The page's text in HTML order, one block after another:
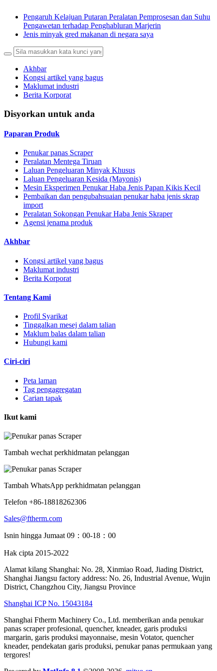
Pengaruh Kelajuan Putaran Peralatan Pemprosesan dan Suhu
Pengawetan terhadap Penghabluran Marjerin
Jenis minyak gred makanan di negara saya
Akhbar
Kongsi artikel yang bagus
Maklumat industri
Berita Korporat
Disyorkan untuk anda
Paparan Produk
Penukar panas Scraper
Peralatan Mentega Tiruan
Laluan Pengeluaran Minyak Khusus
Laluan Pengeluaran Kesida (Mayonis)
Mesin Eksperimen Penukar Haba Jenis Papan Kikis Kecil
Pembaikan dan pengubahsuaian penukar haba jenis skrap
import
Peralatan Sokongan Penukar Haba Jenis Skraper
Agensi jenama produk
Akhbar
Kongsi artikel yang bagus
Maklumat industri
Berita Korporat
Tentang Kami
Profil Syarikat
Tinggalkan mesej dalam talian
Maklum balas dalam talian
Hubungi kami
Ciri-ciri
Peta laman
Tag pengagregatan
Carian tapak
Ikut kami
Tambah wechat perkhidmatan pelanggan
Tambah WhatsApp perkhidmatan pelanggan
Telefon +86-18818262306
Sales@ftherm.com
Isnin hingga Jumaat 09：00-18：00
Hak cipta 2015-2022
Alamat kilang Shanghai: No. 28, Xinmiao Road, Jiading District,
Shanghai Jiangsu factory address: No. 26, Industrial Avenue, Wujin
District, Changzhou City, Jiangsu Province
Shanghai ICP No. 15043184
Shanghai Ftherm Machinery Co., Ltd. memberikan anda penukar
panas scraper profesional, quencher, kneader, garis produksi
margarin, garis produksi mayonnaise, mesin Votator, quencher
kneader, pendekatan garis produksi, penukar panas permukaan yang
tergores!